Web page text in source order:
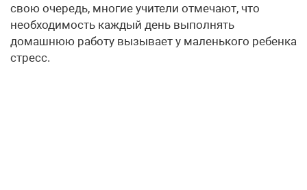
свою очередь, многие учители отмечают, что
необходимость каждый день выполнять
домашнюю работу вызывает у маленького ребенка
стресс.